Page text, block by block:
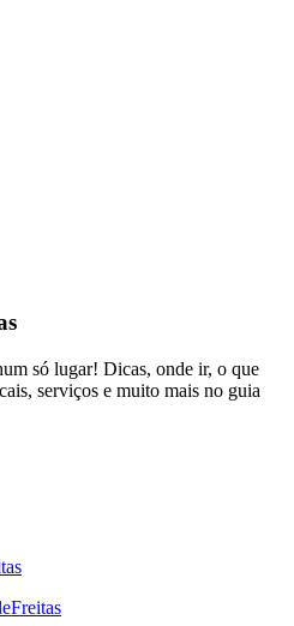
só lugar! Dicas, onde ir, o que
serviços e muito mais no guia